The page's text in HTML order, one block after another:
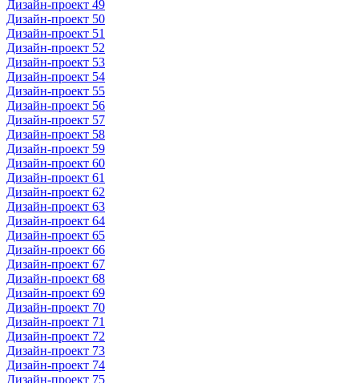
Дизайн-проект 49
Дизайн-проект 50
Дизайн-проект 51
Дизайн-проект 52
Дизайн-проект 53
Дизайн-проект 54
Дизайн-проект 55
Дизайн-проект 56
Дизайн-проект 57
Дизайн-проект 58
Дизайн-проект 59
Дизайн-проект 60
Дизайн-проект 61
Дизайн-проект 62
Дизайн-проект 63
Дизайн-проект 64
Дизайн-проект 65
Дизайн-проект 66
Дизайн-проект 67
Дизайн-проект 68
Дизайн-проект 69
Дизайн-проект 70
Дизайн-проект 71
Дизайн-проект 72
Дизайн-проект 73
Дизайн-проект 74
Дизайн-проект 75